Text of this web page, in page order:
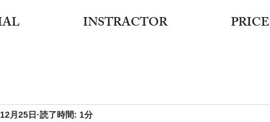
INSTRACTOR PRICE
月25日 読了時間: 1分